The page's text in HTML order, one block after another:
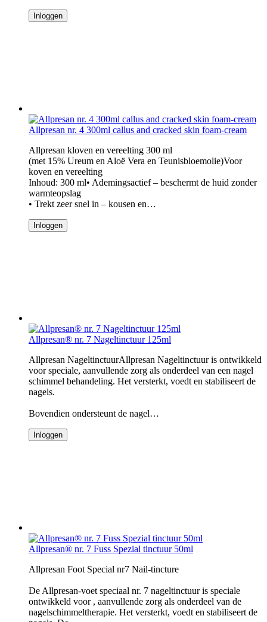
Inloggen
Allpresan nr. 4 300ml callus and cracked skin foam-cream
Allpresan kloven en vereelting 300 ml
(met 15% Ureum en Aloë Vera en Teunisbloemolie)Voor
koven en vereelting
Inhoud: 300 ml• Ademingsactief – beschermt de huid zonder
warmteopslag
• Trekt zeer snel in – kousen en…
Inloggen
Allpresan® nr. 7 Nageltinctuur 125ml
Allpresan NageltinctuurAllpresan Nageltinctuur is ontwikkeld
voor speciale, aanvullende zorg als onderdeel van een nagel
schimmel behandeling. Het versterkt, voedt en stabiliseert de
nagels.
Bovendien ondersteunt de nagel…
Inloggen
Allpresan® nr. 7 Fuss Spezial tinctuur 50ml
Allpresan Foot Special nr7 Nail-tincture
De Allpresan-voet speciaal nr. 7 nageltinctuur is speciale
ontwikkeld voor , aanvullende zorg als onderdeel van de
nagelschimmeltherapie. Het versterkt, voedt en stabiliseert de